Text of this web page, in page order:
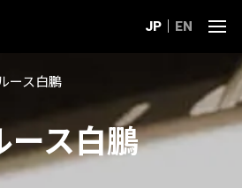
JP EN
ース白鵬
ース白鵬